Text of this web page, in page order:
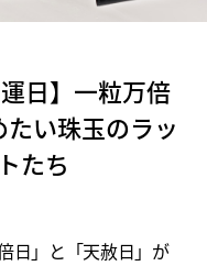
日】一粒万倍
い珠玉のラッ
たち
日」と「天赦日」が